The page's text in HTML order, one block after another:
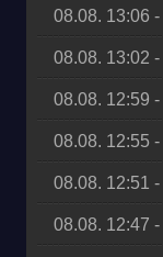
08.08. 13:06 -
08.08. 13:02 -
08.08. 12:59 -
08.08. 12:55 -
08.08. 12:51 -
08.08. 12:47 -